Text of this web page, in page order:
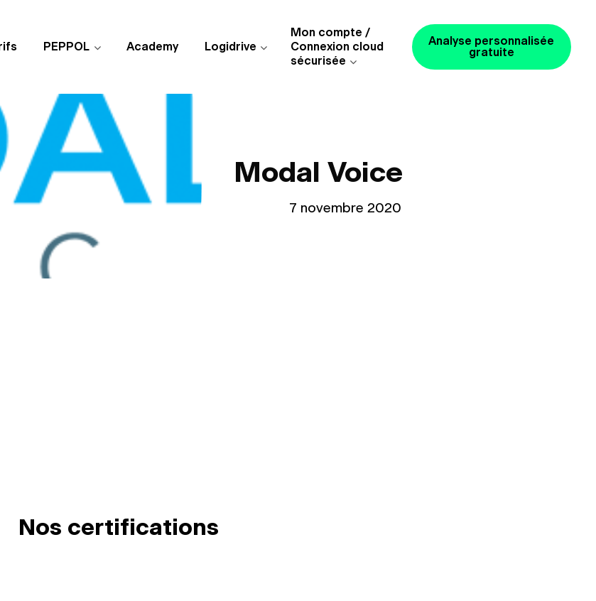
PEPPOL Academy Logidrive
Mon compte /
Connexion cloud
sécurisée
Analyse personnalisée
gratuite
Modal Voice
7 novembre 2020
Nos certifications